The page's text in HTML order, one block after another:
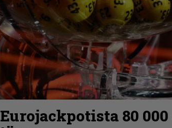
Eurojackpotista 80